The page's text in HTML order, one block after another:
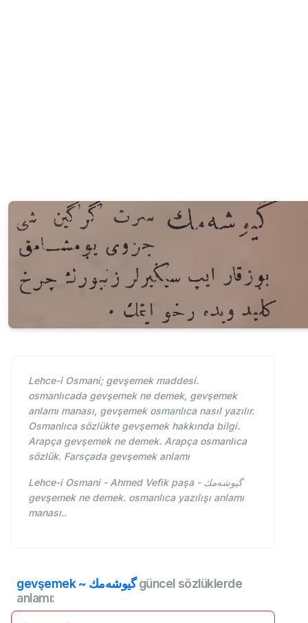
Lehce-i Osmani; gevşemek maddesi.
osmanlıcada gevşemek ne demek, gevşemek
anlamı manası, gevşemek osmanlıca nasıl yazılır.
Osmanlıca sözlükte gevşemek hakkında bilgi.
Arapça gevşemek ne demek. Arapça osmanlıca
sözlük. Farsçada gevşemek anlamı
Lehce-i Osmani - Ahmed Vefik paşa - گیوشه‌مك
gevşemek ne demek. osmanlıca yazılışı anlamı
manası..
gevşemek ~ گیوشه‌مكgüncel sözlüklerde
anlamı: